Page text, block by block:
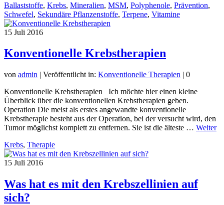
Ballaststoffe, Krebs, Mineralien, MSM, Polyphenole, Prävention,
Schwefel, Sekundäre Pflanzenstoffe, Terpene, Vitamine
15 Juli 2016
Konventionelle Krebstherapien
von admin | Veröffentlicht in: Konventionelle Therapien | 0
Konventionelle Krebstherapien Ich möchte hier einen kleine
Überblick über die konventionellen Krebstherapien geben.
Operation Die meist als erstes angewandte konventionelle
Krebstherapie besteht aus der Operation, bei der versucht wird, den
Tumor möglichst komplett zu entfernen. Sie ist die älteste … Weiter
Krebs, Therapie
15 Juli 2016
Was hat es mit den Krebszellinien auf
sich?